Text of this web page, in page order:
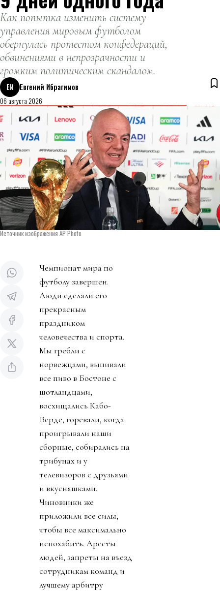
Как попытка изменить систему
управления мировым футболом
обернулась протестом конфедераций,
обвинениями в непрозрачности и
громким политическим скандалом.
ЕИ
Евгений Ибрагимов
06 августа 2026
Источник изображения AP Photo
Чемпионат мира по
футболу завершен.
Люди сделали его
прекрасным
праздником
человечества и спорта.
Мы гребли с
норвежцами, выпивали
все пиво в Бостоне с
шотландцами,
восхищались Кабо-
Верде, горевали, когда
проигрывали наши
сборные, собирались на
трибунах и у
телевизоров с друзьями
и вкусняшками.
Чиновники же
приложили все силы,
чтобы все максимально
испохабить. Аресты
людей, запреты на въезд
сотрудникам команд и
лучшему арбитру